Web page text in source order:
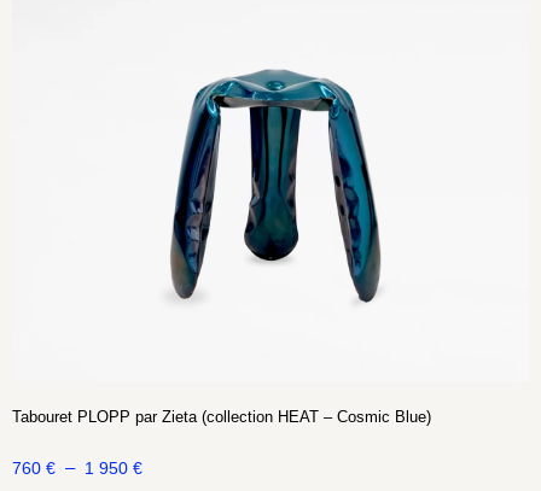
Tabouret PLOPP par Zieta (collection HEAT – Cosmic Blue)
760 € – 1 950 €